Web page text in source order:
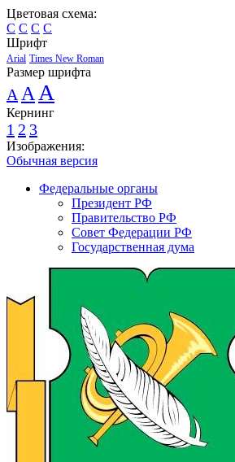
Цветовая схема:
C C C C
Шрифт
Arial Times New Roman
Размер шрифта
A A A
Кернинг
1 2 3
Изображения:
Обычная версия
Федеральные органы
Президент РФ
Правительство РФ
Совет Федерации РФ
Государственная дума